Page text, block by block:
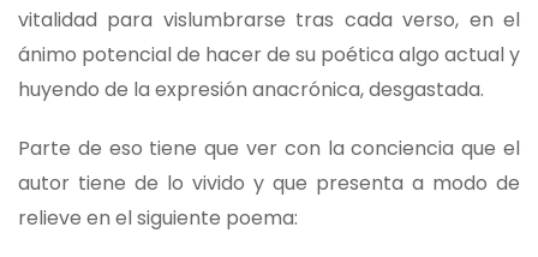
vitalidad para vislumbrarse tras cada verso, en el
ánimo potencial de hacer de su poética algo actual y
huyendo de la expresión anacrónica, desgastada.
Parte de eso tiene que ver con la conciencia que el
autor tiene de lo vivido y que presenta a modo de
relieve en el siguiente poema: